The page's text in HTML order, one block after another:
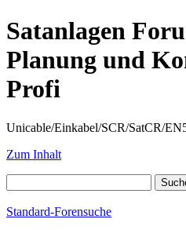
Satanlagen
Planung und
Profi
Unicable/Einkabel/SCR/SatCR/
Zum Inhalt
Standard-Forensuche